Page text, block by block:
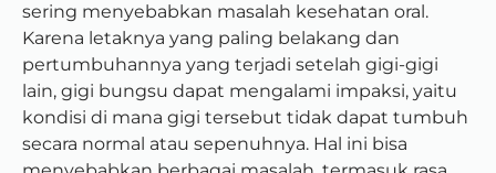
sering menyebabkan masalah kesehatan oral.
Karena letaknya yang paling belakang dan
pertumbuhannya yang terjadi setelah gigi-gigi
lain, gigi bungsu dapat mengalami impaksi, yaitu
kondisi di mana gigi tersebut tidak dapat tumbuh
secara normal atau sepenuhnya. Hal ini bisa